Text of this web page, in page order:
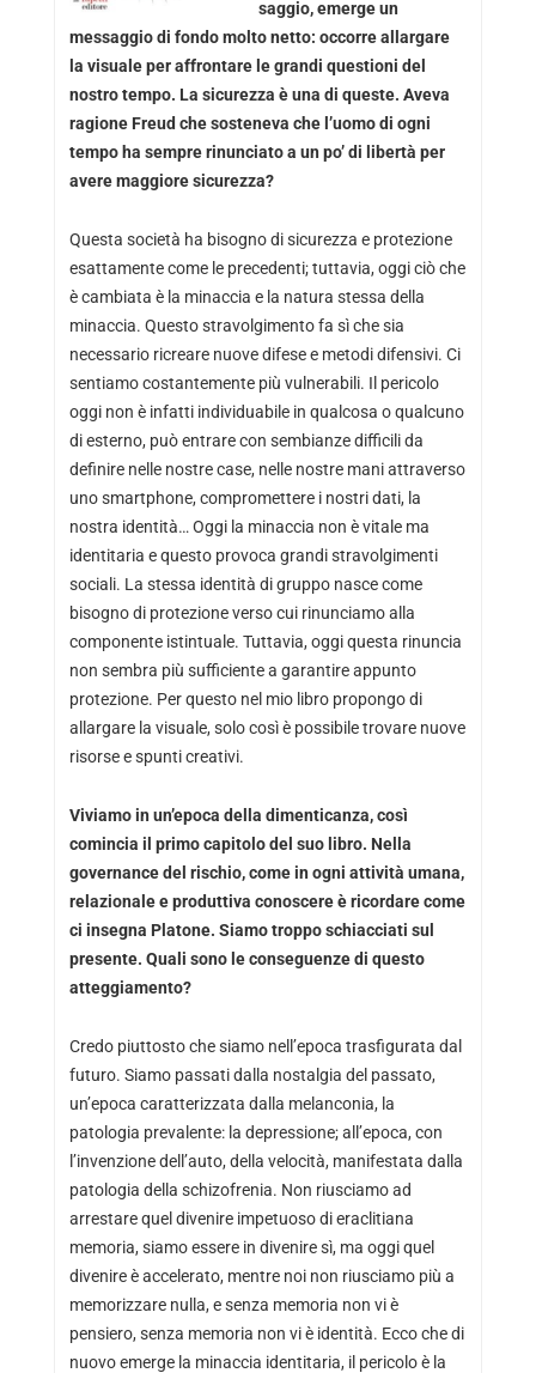
saggio, emerge un
messaggio di fondo molto netto: occorre allargare
la visuale per affrontare le grandi questioni del
nostro tempo. La sicurezza è una di queste. Aveva
ragione Freud che sosteneva che l’uomo di ogni
tempo ha sempre rinunciato a un po’ di libertà per
avere maggiore sicurezza?
Questa società ha bisogno di sicurezza e protezione
esattamente come le precedenti; tuttavia, oggi ciò che
è cambiata è la minaccia e la natura stessa della
minaccia. Questo stravolgimento fa sì che sia
necessario ricreare nuove difese e metodi difensivi. Ci
sentiamo costantemente più vulnerabili. Il pericolo
oggi non è infatti individuabile in qualcosa o qualcuno
di esterno, può entrare con sembianze difficili da
definire nelle nostre case, nelle nostre mani attraverso
uno smartphone, compromettere i nostri dati, la
nostra identità… Oggi la minaccia non è vitale ma
identitaria e questo provoca grandi stravolgimenti
sociali. La stessa identità di gruppo nasce come
bisogno di protezione verso cui rinunciamo alla
componente istintuale. Tuttavia, oggi questa rinuncia
non sembra più sufficiente a garantire appunto
protezione. Per questo nel mio libro propongo di
allargare la visuale, solo così è possibile trovare nuove
risorse e spunti creativi.
Viviamo in un’epoca della dimenticanza, così
comincia il primo capitolo del suo libro. Nella
governance del rischio, come in ogni attività umana,
relazionale e produttiva conoscere è ricordare come
ci insegna Platone. Siamo troppo schiacciati sul
presente. Quali sono le conseguenze di questo
atteggiamento?
Credo piuttosto che siamo nell’epoca trasfigurata dal
futuro. Siamo passati dalla nostalgia del passato,
un’epoca caratterizzata dalla melanconia, la
patologia prevalente: la depressione; all’epoca, con
l’invenzione dell’auto, della velocità, manifestata dalla
patologia della schizofrenia. Non riusciamo ad
arrestare quel divenire impetuoso di eraclitiana
memoria, siamo essere in divenire sì, ma oggi quel
divenire è accelerato, mentre noi non riusciamo più a
memorizzare nulla, e senza memoria non vi è
pensiero, senza memoria non vi è identità. Ecco che di
nuovo emerge la minaccia identitaria, il pericolo è la